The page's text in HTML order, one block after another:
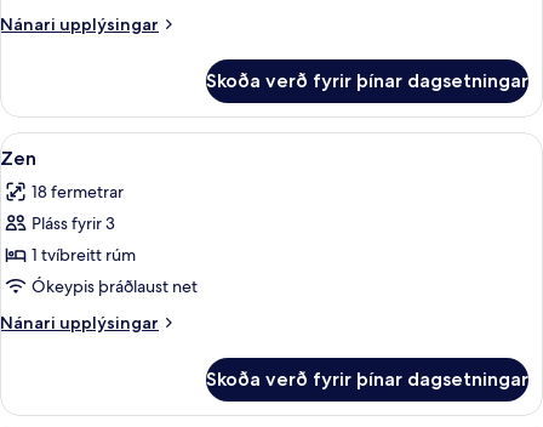
Nánari upplýsingar
Nánari
Large
Skoða verð fyrir þínar dagsetningar
Skoða
allar
myndir
fyrir
Zen
Zen | Ofnæmisprófaður
6
Zen
18 fermetrar
Pláss fyrir 3
1 tvíbreitt rúm
Ókeypis þráðlaust net
Nánari upplýsingar
Nánari
Skoða verð fyrir þínar dagsetningar